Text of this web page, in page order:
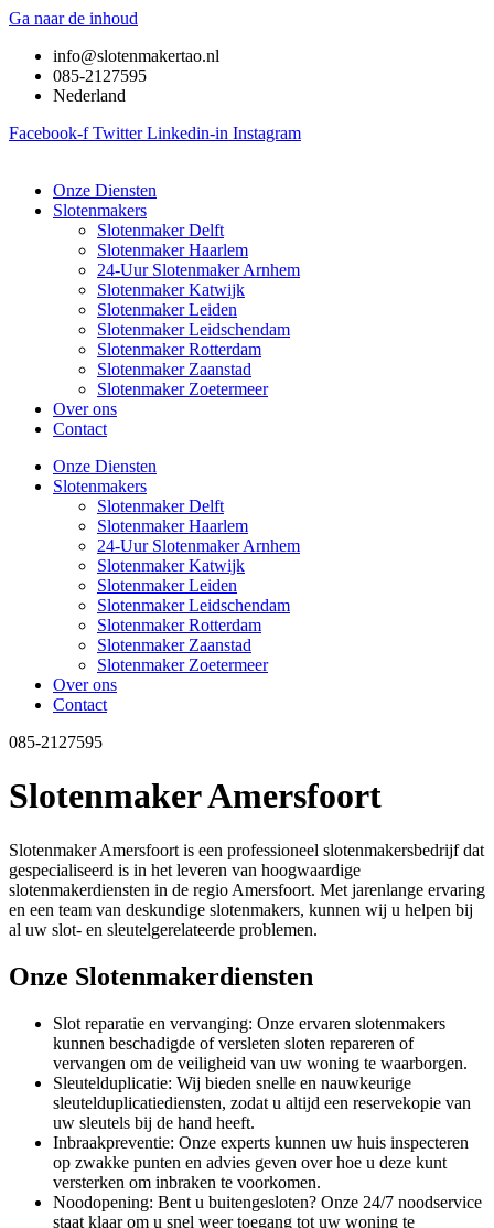
Ga naar de inhoud
info@slotenmakertao.nl
085-2127595
Nederland
Facebook-f Twitter Linkedin-in Instagram
Onze Diensten
Slotenmakers
Slotenmaker Delft
Slotenmaker Haarlem
24-Uur Slotenmaker Arnhem
Slotenmaker Katwijk
Slotenmaker Leiden
Slotenmaker Leidschendam
Slotenmaker Rotterdam
Slotenmaker Zaanstad
Slotenmaker Zoetermeer
Over ons
Contact
Onze Diensten
Slotenmakers
Slotenmaker Delft
Slotenmaker Haarlem
24-Uur Slotenmaker Arnhem
Slotenmaker Katwijk
Slotenmaker Leiden
Slotenmaker Leidschendam
Slotenmaker Rotterdam
Slotenmaker Zaanstad
Slotenmaker Zoetermeer
Over ons
Contact
085-2127595
Slotenmaker Amersfoort
Slotenmaker Amersfoort is een professioneel slotenmakersbedrijf dat
gespecialiseerd is in het leveren van hoogwaardige
slotenmakerdiensten in de regio Amersfoort. Met jarenlange ervaring
en een team van deskundige slotenmakers, kunnen wij u helpen bij
al uw slot- en sleutelgerelateerde problemen.
Onze Slotenmakerdiensten
Slot reparatie en vervanging: Onze ervaren slotenmakers
kunnen beschadigde of versleten sloten repareren of
vervangen om de veiligheid van uw woning te waarborgen.
Sleutelduplicatie: Wij bieden snelle en nauwkeurige
sleutelduplicatiediensten, zodat u altijd een reservekopie van
uw sleutels bij de hand heeft.
Inbraakpreventie: Onze experts kunnen uw huis inspecteren
op zwakke punten en advies geven over hoe u deze kunt
versterken om inbraken te voorkomen.
Noodopening: Bent u buitengesloten? Onze 24/7 noodservice
staat klaar om u snel weer toegang tot uw woning te